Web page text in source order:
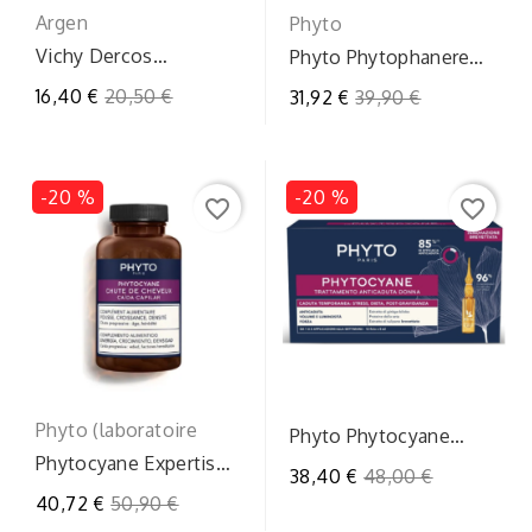
Argen
Vichy Dercos
400ml - Capelli Forti
16,40 € Prezzo
20,50 €
Phyto
Phyto Phytophanere
Capsule
31,92 € Prezzo
39,90 €
-20 % favorite_border
Phyto (laboratoire
Phytocyane Expertise
40,72 € Prezzo
50,90 €
-20 % favorite_border
Phyto Phytocyane
Anticaduta
38,40 € Prezzo
48,00 €